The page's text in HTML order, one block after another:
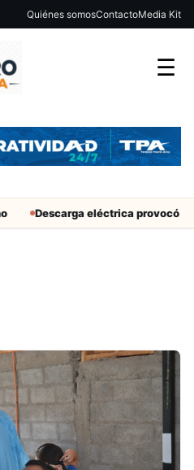
Quiénes somosContactoMedia Kit
☰
Descarga eléctrica provocó